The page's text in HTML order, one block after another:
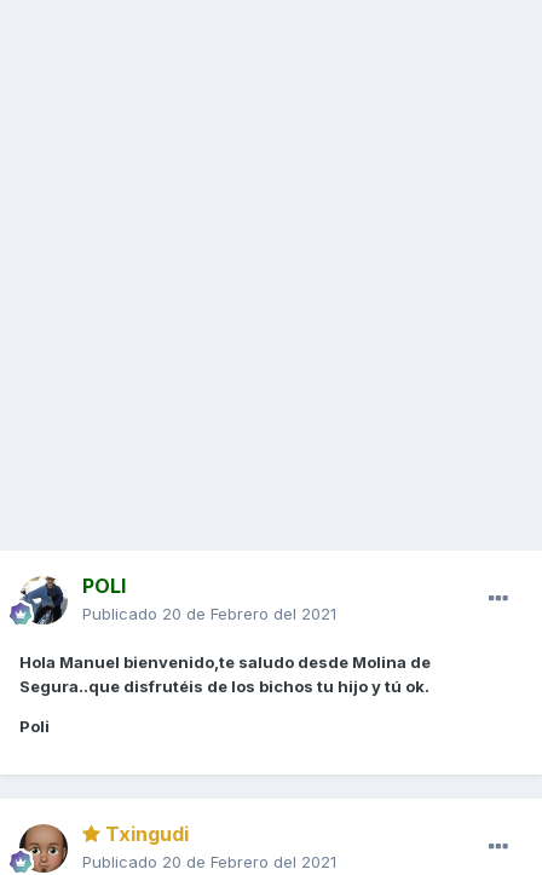
POLI
Publicado 20 de Febrero del 2021
Hola Manuel bienvenido,te saludo desde Molina de
Segura..que disfrutéis de los bichos tu hijo y tú ok.
Poli
Txingudi
Publicado 20 de Febrero del 2021